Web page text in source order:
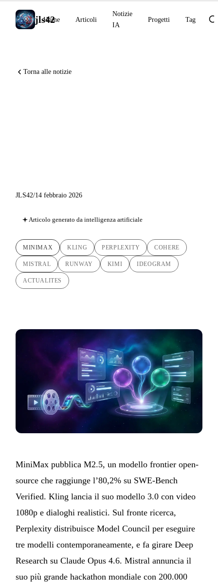
jls42
Home Articoli
Notizie
IA
Progetti Tag
Torna alle notizie
JLS42/14 febbraio 2026
Articolo generato da intelligenza artificiale
MINIMAX KLING PERPLEXITY COHERE
MISTRAL RUNWAY KIMI IDEOGRAM
ACTUALITES
MiniMax pubblica M2.5, un modello frontier open-
source che raggiunge l’80,2% su SWE-Bench
Verified. Kling lancia il suo modello 3.0 con video
1080p e dialoghi realistici. Sul fronte ricerca,
Perplexity distribuisce Model Council per eseguire
tre modelli contemporaneamente, e fa girare Deep
Research su Claude Opus 4.6. Mistral annuncia il
suo più grande hackathon mondiale con 200.000